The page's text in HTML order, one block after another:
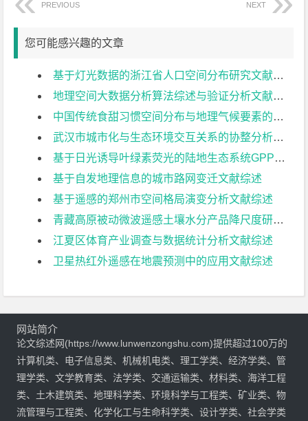
PREVIOUS NEXT
您可能感兴趣的文章
基于灯光数据的浙江省人口空间分布研究文献综述
地理空间大数据分析算法综述与验证分析文献综述
中国传统食甜习惯空间分布与地理气候要素的关系研究文献综述
武汉市城市化与生态环境交互关系的协整分析文献综述
基于日光诱导叶绿素荧光的陆地生态系统GPP估算研究文献综述
基于自发地理信息的城市路网变迁文献综述
基于遥感的郑州市空间格局演变分析文献综述
青藏高原被动微波遥感土壤水分产品降尺度研究文献综述
江夏区体育产业调查与数据统计分析文献综述
卫星热红外遥感在地震预测中的应用文献综述
网站简介
论文综述网(https://www.lunwenzongshu.com)提供超过100万的
计算机类、电子信息类、机械机电类、理工学类、经济学类、管
理学类、文学教育类、法学类、交通运输类、材料类、海洋工程
类、土木建筑类、地理科学类、环境科学与工程类、矿业类、物
流管理与工程类、化学化工与生命科学类、设计学类、社会学类